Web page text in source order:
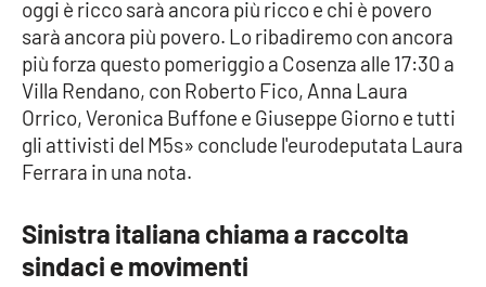
APP
Android
Apple
oggi è ricco sarà ancora più ricco e chi è povero
sarà ancora più povero. Lo ribadiremo con ancora
più forza questo pomeriggio a Cosenza alle 17:30 a
Villa Rendano, con Roberto Fico, Anna Laura
Orrico, Veronica Buffone e Giuseppe Giorno e tutti
gli attivisti del M5s» conclude l'eurodeputata Laura
Ferrara in una nota.
Sinistra italiana chiama a raccolta
sindaci e movimenti